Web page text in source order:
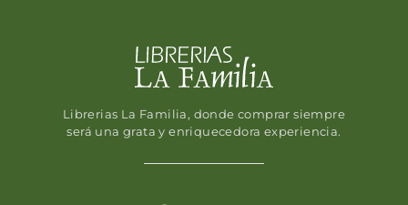
Librerias La Familia, donde comprar siempre
será una grata y enriquecedora experiencia.